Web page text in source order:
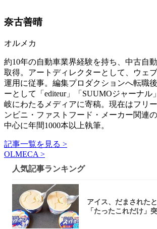
奈古善晴
オルメカ
約10年の自動車業界経験を持ち、中古自
取得。アートディレクターとして、ウェ
運用に従事。編集プロダクションへ転職
ーとして「editeur」「SUUMOジャーナル
岐にわたるメディアに寄稿。現在はフリ
ンビニ・ファストフード・メーカー関連
中心に年間1000本以上執筆。
記事一覧を見る >
OLMECA >
人気記事ランキング
アイス、だまされた
「たったこれだけ」